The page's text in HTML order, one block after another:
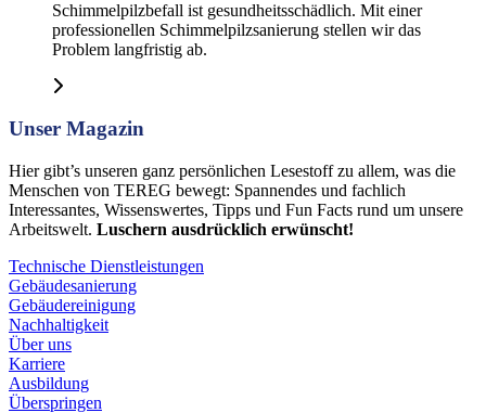
Schimmelpilzbefall ist gesundheitsschädlich. Mit einer
professionellen Schimmelpilzsanierung stellen wir das
Problem langfristig ab.
Unser Magazin
Hier gibt’s unseren ganz persönlichen Lesestoff zu allem, was die
Menschen von TEREG bewegt: Spannendes und fachlich
Interessantes, Wissenswertes, Tipps und Fun Facts rund um unsere
Arbeitswelt. Luschern ausdrücklich erwünscht!
Technische Dienstleistungen
Gebäudesanierung
Gebäudereinigung
Nachhaltigkeit
Über uns
Karriere
Ausbildung
Überspringen